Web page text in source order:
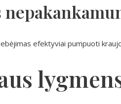
efektyviai pumpuoti